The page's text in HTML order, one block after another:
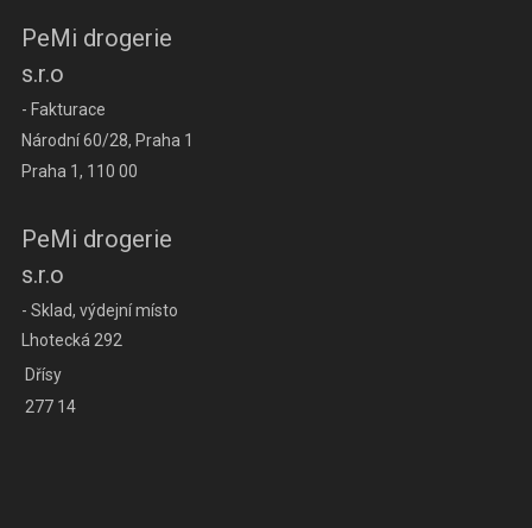
PeMi drogerie
s.r.o
- Fakturace
Národní 60/28, Praha 1
Praha 1, 110 00
PeMi drogerie
s.r.o
- Sklad, výdejní místo
Lhotecká 292
Dřísy
277 14